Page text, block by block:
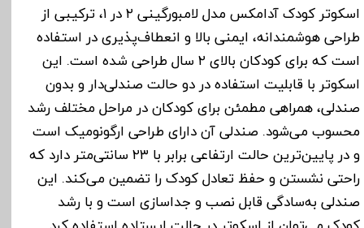
اسکوتر کودک آدامکس مدل لامبورگینی ۲ در ۱، ترکیبی از
طراحی هوشمندانه، ایمنی بالا و انعطاف‌پذیری در استفاده
است که برای کودکان بالای ۲ سال طراحی شده است. این
اسکوتر با قابلیت استفاده در دو حالت صندلی‌دار و بدون
صندلی، همراهی مطمئن برای کودکان در مراحل مختلف رشد
محسوب می‌شود. صندلی آن دارای طراحی ارگونومیک است
و در پایین‌ترین حالت ارتفاعی برابر با ۲۳ سانتی‌متر دارد که
راحتی نشستن و حفظ تعادل کودک را تضمین می‌کند. این
صندلی به‌سادگی قابل نصب و جداسازی است و با رشد